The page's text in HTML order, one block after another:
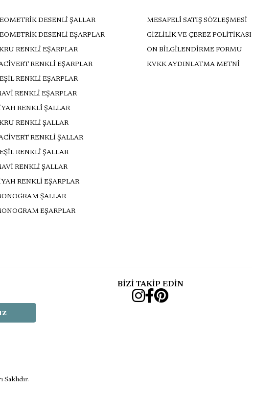
DESENLİ ŞALLAR
DESENLİ EŞARPLAR
RENKLİ EŞARPLAR
RENKLİ EŞARPLAR
RENKLİ EŞARPLAR
RENKLİ EŞARPLAR
RENKLİ ŞALLAR
RENKLİ ŞALLAR
RENKLİ ŞALLAR
RENKLİ ŞALLAR
RENKLİ ŞALLAR
RENKLİ EŞARPLAR
ŞALLAR
EŞARPLAR
MESAFELİ SATIŞ SÖZLEŞMESİ
GİZLİLİK VE ÇEREZ POLİTİKASI
ÖN BİLGİLENDİRME FORMU
KVKK AYDINLATMA METNİ
BİZİ TAKİP EDİN